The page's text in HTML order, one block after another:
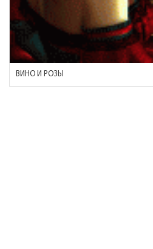
ВИНО И РОЗЫ